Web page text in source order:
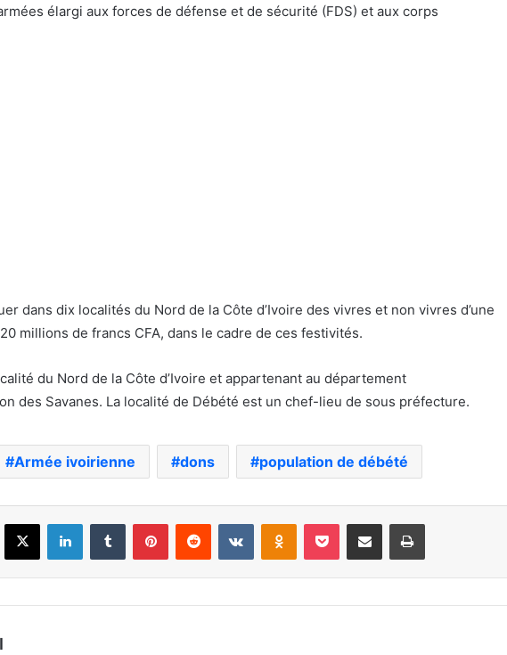
élargi aux forces de défense et de sécurité (FDS) et aux corps
dans dix localités du Nord de la Côte d’Ivoire des vivres et non vivres d’une
millions de francs CFA, dans le cadre de ces festivités.
du Nord de la Côte d’Ivoire et appartenant au département
des Savanes. La localité de Débété est un chef-lieu de sous préfecture.
Armée ivoirienne dons population de débété
X LinkedinTumblr PinterestReddit VKontakteOdnoklassniki
Pocket Partager par email Imprimer